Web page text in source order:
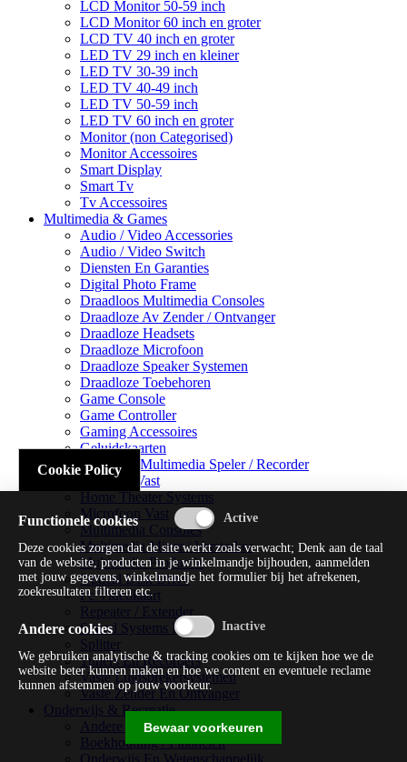
LCD Monitor 50-59 inch
LCD Monitor 60 inch en groter
LCD TV 40 inch en groter
LED TV 29 inch en kleiner
LED TV 30-39 inch
LED TV 40-49 inch
LED TV 50-59 inch
LED TV 60 inch en groter
Monitor (non Categorised)
Monitor Accessoires
Smart Display
Smart Tv
Tv Accessoires
Multimedia & Games
Audio / Video Accessories
Audio / Video Switch
Diensten En Garanties
Digital Photo Frame
Draadloos Multimedia Consoles
Draadloze Av Zender / Ontvanger
Draadloze Headsets
Draadloze Microfoon
Draadloze Speaker Systemen
Draadloze Toebehoren
Game Console
Game Controller
Gaming Accessoires
Geluidskaarten
Handheld Multimedia Speler / Recorder
Headsets Vast
Home Theater Systems
Microfoon Vast
Multimedia Consoles
Multimedia Mixer / Versterker
Multimedia Productie
Optical Disk Drive
Pc Videokaart
Repeater / Extender
Sound Systems Hi-fi
Splitter
Tuners En Recorders
Vaste Luidsprekersystemen
Vaste Zender En Ontvanger
Onderwijs & Recreatie
Andere Beveiligingssoftware
Boekhouding / Financiën
Cookie Policy
Functionele cookies
Deze cookies zorgen dat de site werkt zoals verwacht; Denk aan de taal
van de website, producten in je winkelmandje bijhouden, aanmelden
met jouw gegevens, winkelmandje het formulier bij het afrekenen,
zoekresultaten filteren etc.
Andere cookies
We gebruiken analytische & tracking cookies om te kijken hoe we de
website beter kunnen maken en hoe we content en eventuele reclame
kunnen afstemmen op jouw voorkeur.
Bewaar voorkeuren